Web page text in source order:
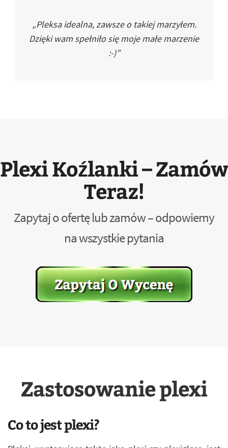
„Pleksa idealna, zawsze o takiej marzyłem.
Dzięki wam spełniło się moje małe marzenie
:-)”
Plexi Koźlanki – Zamów
Teraz!
Zapytaj o ofertę lub zamów – odpowiemy
na wszystkie pytania
Zastosowanie plexi
Co to jest plexi?